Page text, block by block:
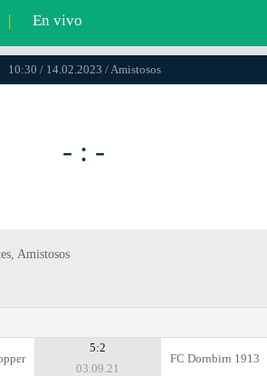
| En vivo
10:30 / 14.02.2023 / Amistosos
- : -
Amistosos
5:2
03.09.21
FC Dornbirn 1913